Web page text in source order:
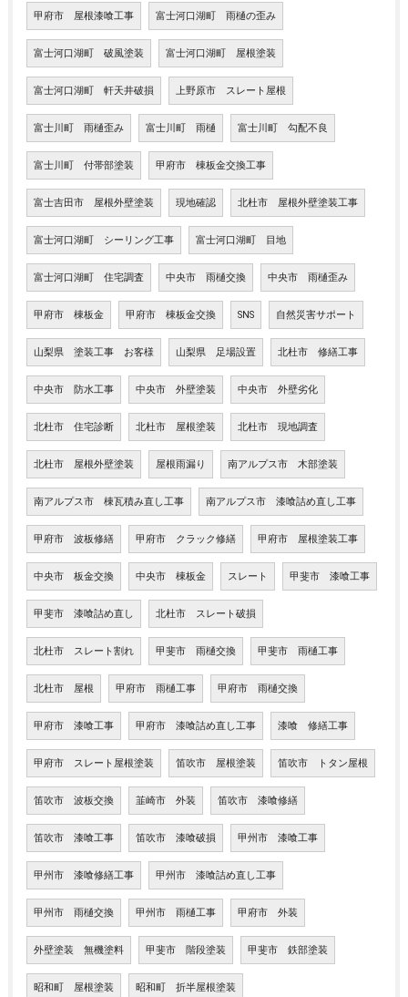
甲府市 屋根漆喰工事 富士河口湖町 雨樋の歪み
富士河口湖町 破風塗装 富士河口湖町 屋根塗装
富士河口湖町 軒天井破損 上野原市 スレート屋根
富士川町 雨樋歪み 富士川町 雨樋 富士川町 勾配不良
富士川町 付帯部塗装 甲府市 棟板金交換工事
富士吉田市 屋根外壁塗装 現地確認 北杜市 屋根外壁塗装工事
富士河口湖町 シーリング工事 富士河口湖町 目地
富士河口湖町 住宅調査 中央市 雨樋交換 中央市 雨樋歪み
甲府市 棟板金 甲府市 棟板金交換 SNS 自然災害サポート
山梨県 塗装工事 お客様 山梨県 足場設置 北杜市 修繕工事
中央市 防水工事 中央市 外壁塗装 中央市 外壁劣化
北杜市 住宅診断 北杜市 屋根塗装 北杜市 現地調査
北杜市 屋根外壁塗装 屋根雨漏り 南アルプス市 木部塗装
南アルプス市 棟瓦積み直し工事 南アルプス市 漆喰詰め直し工事
甲府市 波板修繕 甲府市 クラック修繕 甲府市 屋根塗装工事
中央市 板金交換 中央市 棟板金 スレート 甲斐市 漆喰工事
甲斐市 漆喰詰め直し 北杜市 スレート破損
北杜市 スレート割れ 甲斐市 雨樋交換 甲斐市 雨樋工事
北杜市 屋根 甲府市 雨樋工事 甲府市 雨樋交換
甲府市 漆喰工事 甲府市 漆喰詰め直し工事 漆喰 修繕工事
甲府市 スレート屋根塗装 笛吹市 屋根塗装 笛吹市 トタン屋根
笛吹市 波板交換 韮崎市 外装 笛吹市 漆喰修繕
笛吹市 漆喰工事 笛吹市 漆喰破損 甲州市 漆喰工事
甲州市 漆喰修繕工事 甲州市 漆喰詰め直し工事
甲州市 雨樋交換 甲州市 雨樋工事 甲府市 外装
外壁塗装 無機塗料 甲斐市 階段塗装 甲斐市 鉄部塗装
昭和町 屋根塗装 昭和町 折半屋根塗装